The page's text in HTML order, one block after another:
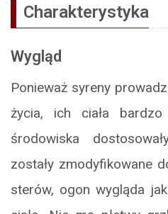
Charakterystyka
Wygląd
Ponieważ syreny
życia, ich ciała
środowiska
zostały zmodyfikowane
sterów, ogon wygląda